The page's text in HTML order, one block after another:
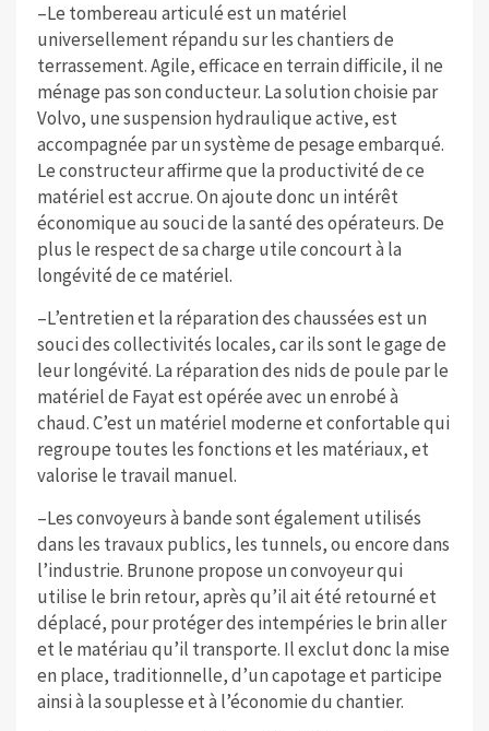
–Le tombereau articulé est un matériel
universellement répandu sur les chantiers de
terrassement. Agile, efficace en terrain difficile, il ne
ménage pas son conducteur. La solution choisie par
Volvo, une suspension hydraulique active, est
accompagnée par un système de pesage embarqué.
Le constructeur affirme que la productivité de ce
matériel est accrue. On ajoute donc un intérêt
économique au souci de la santé des opérateurs. De
plus le respect de sa charge utile concourt à la
longévité de ce matériel.
–L’entretien et la réparation des chaussées est un
souci des collectivités locales, car ils sont le gage de
leur longévité. La réparation des nids de poule par le
matériel de Fayat est opérée avec un enrobé à
chaud. C’est un matériel moderne et confortable qui
regroupe toutes les fonctions et les matériaux, et
valorise le travail manuel.
–Les convoyeurs à bande sont également utilisés
dans les travaux publics, les tunnels, ou encore dans
l’industrie. Brunone propose un convoyeur qui
utilise le brin retour, après qu’il ait été retourné et
déplacé, pour protéger des intempéries le brin aller
et le matériau qu’il transporte. Il exclut donc la mise
en place, traditionnelle, d’un capotage et participe
ainsi à la souplesse et à l’économie du chantier.